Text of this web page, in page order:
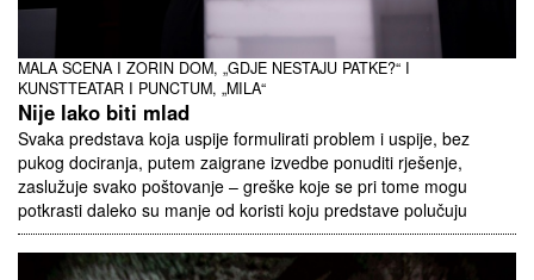
MALA SCENA I ZORIN DOM, „GDJE NESTAJU PATKE?“ I
KUNSTTEATAR I PUNCTUM, „MILA“
Nije lako biti mlad
Svaka predstava koja uspije formulirati problem i uspije, bez
pukog dociranja, putem zaigrane izvedbe ponuditi rješenje,
zaslužuje svako poštovanje – greške koje se pri tome mogu
potkrasti daleko su manje od koristi koju predstave polučuju